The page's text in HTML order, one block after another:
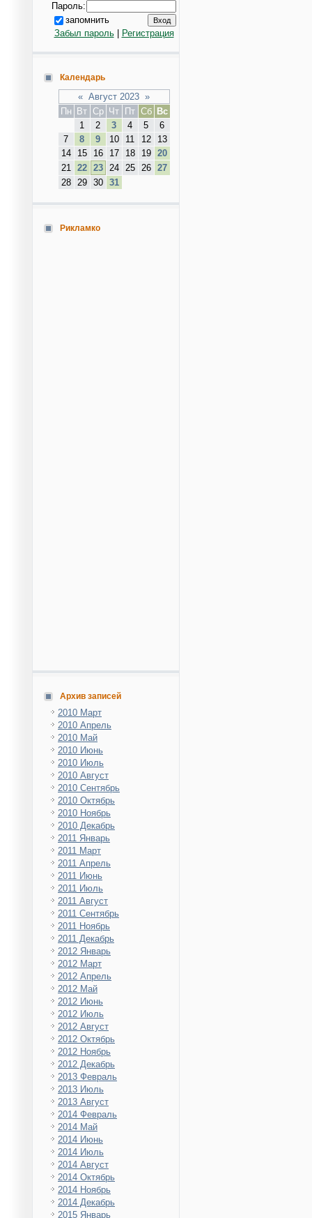
Пароль:
запомнить
Забыл пароль| Регистрация
Календарь
« Август 2023 »
Пн
Вт Ср Чт Пт Сб
Вс
1
2 3 4 5
6
7
8 9 10 11 12
13
14
15 16 17 18 19
20
21
22 23 24 25 26
27
28
29 30 31
Рикламко
Архив записей
2010 Март
2010 Апрель
2010 Май
2010 Июнь
2010 Июль
2010 Август
2010 Сентябрь
2010 Октябрь
2010 Ноябрь
2010 Декабрь
2011 Январь
2011 Март
2011 Апрель
2011 Июнь
2011 Июль
2011 Август
2011 Сентябрь
2011 Ноябрь
2011 Декабрь
2012 Январь
2012 Март
2012 Апрель
2012 Май
2012 Июнь
2012 Июль
2012 Август
2012 Октябрь
2012 Ноябрь
2012 Декабрь
2013 Февраль
2013 Июль
2013 Август
2014 Февраль
2014 Май
2014 Июнь
2014 Июль
2014 Август
2014 Октябрь
2014 Ноябрь
2014 Декабрь
2015 Январь